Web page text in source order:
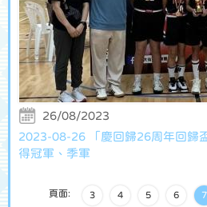
26/08/2023
2023-08-26 「慶回歸26周年回歸
得冠軍、季軍
頁面: 3 4 5 6 7